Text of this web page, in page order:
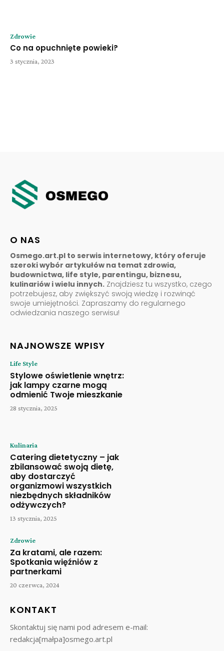
Zdrowie
Co na opuchnięte powieki?
3 stycznia, 2023
O NAS
Osmego.art.pl to serwis internetowy, który oferuje
szeroki wybór artykułów na temat zdrowia,
budownictwa, life style, parentingu, biznesu,
kulinariów i wielu innych. Znajdziesz tu wszystko, czego
potrzebujesz, aby zwiększyć swoją wiedzę i rozwinąć
swoje umiejętności. Zapraszamy do regularnego
odwiedzania naszego serwisu!
NAJNOWSZE WPISY
Life Style
Stylowe oświetlenie wnętrz:
jak lampy czarne mogą
odmienić Twoje mieszkanie
28 stycznia, 2025
Kulinaria
Catering dietetyczny – jak
zbilansować swoją dietę,
aby dostarczyć
organizmowi wszystkich
niezbędnych składników
odżywczych?
13 stycznia, 2025
Zdrowie
Za kratami, ale razem:
Spotkania więźniów z
partnerkami
20 czerwca, 2024
KONTAKT
Skontaktuj się nami pod adresem e-mail:
redakcja[małpa]osmego.art.pl